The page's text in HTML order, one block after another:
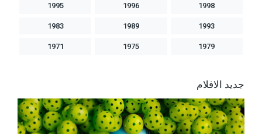
1998
1996
1995
1993
1989
1983
1979
1975
1971
جديد الافلام